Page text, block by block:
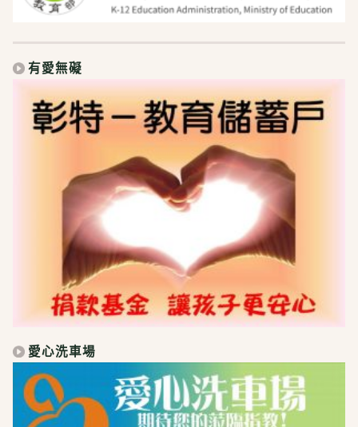
有愛無礙
愛心洗車場